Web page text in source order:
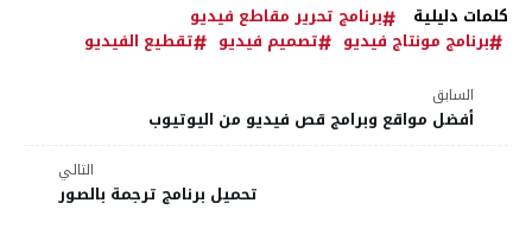
كلمات دليلية
برنامج تحرير مقاطع فيديو
برنامج مونتاج فيديو
تصميم فيديو تقطيع الفيديو
السابق
أفضل مواقع وبرامج قص فيديو من اليوتيوب
التالي
تحميل برنامج ترجمة بالصور